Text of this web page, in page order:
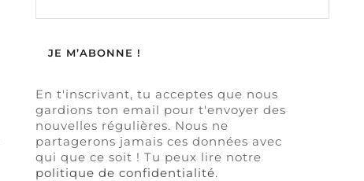
En t'inscrivant, tu acceptes que nous
gardions ton email pour t'envoyer des
nouvelles régulières. Nous ne
partagerons jamais ces données avec
qui que ce soit ! Tu peux lire notre
politique de confidentialité.